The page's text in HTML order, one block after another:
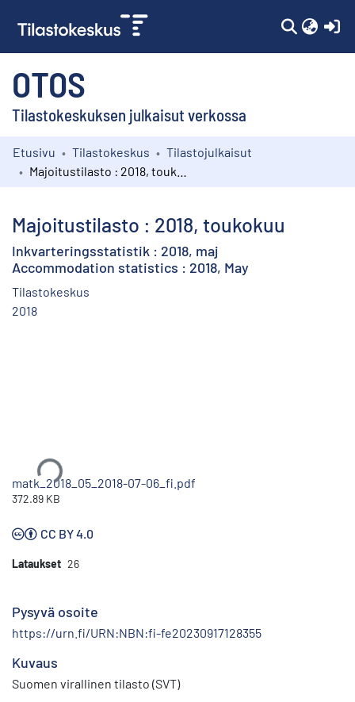
OTOS
Tilastokeskuksen julkaisut verkossa
Kokoelmat
Etusivu Tilastokeskus
Tilastojulkaisut
Majoitustilasto : 2018, toukokuu
Inkvarteringsstatistik : 2018, maj
Accommodation statistics : 2018, May
Tilastokeskus
2018
matk_2018_05_2018-07-06_fi.pdf
372.89 KB
CC BY 4.0
Lataukset 26
Pysyvä osoite
https://urn.fi/URN:NBN:fi-fe20230917128355
Kuvaus
Suomen virallinen tilasto (SVT)